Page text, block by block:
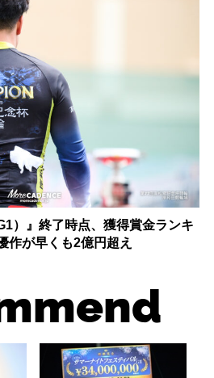
）』終了時点、獲得賞金ランキ
作が早くも2億円超え